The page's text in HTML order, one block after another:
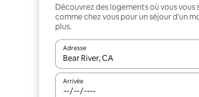
Découvrez des logements où vous vous
comme chez vous pour un séjour d'un
plus.
Adresse
Lorsque les résultats s'affichent, utilisez
Arrivée